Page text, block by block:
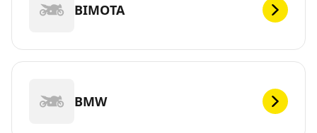
BIMOTA
BMW